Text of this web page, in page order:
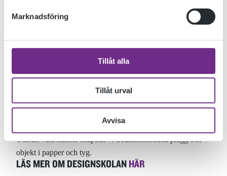
Marknadsföring
Tillåt alla
Tillåt urval
Avvisa
transformation i förhållande till kroppen.
Utifrån våra skisser skapade vi tredimensionella plagg och
objekt i papper och tyg.
LÄS MER OM DESIGNSKOLAN HÄR